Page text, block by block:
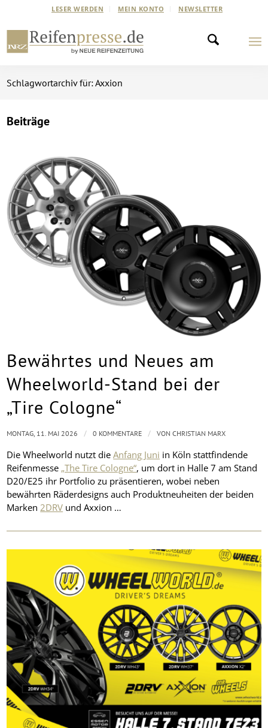
LESER WERDEN MEIN KONTO NEWSLETTER
Schlagwortarchiv für: Axxion
Beiträge
Bewährtes und Neues am
Wheelworld-Stand bei der
„Tire Cologne“
Die Wheelworld nutzt dieAnfang Juni in Köln stattfindende
Reifenmesse „The Tire Cologne“, um dort in Halle 7 am Stand
D20/E25 ihr Portfolio zu präsentieren, wobei neben
bewährten Räderdesigns auch Produktneuheiten der beiden
Marken2DRV und Axxion …
MONTAG, 11. MAI 2026 / 0 KOMMENTARE / VONCHRISTIAN MARX